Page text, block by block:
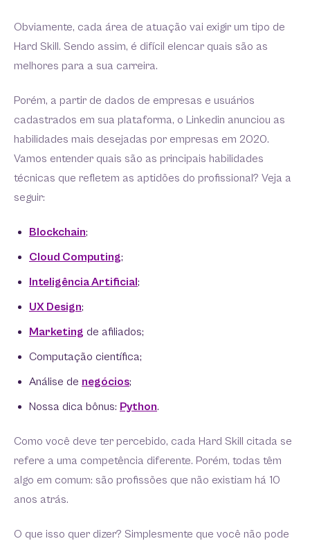
Obviamente, cada área de atuação vai exigir um tipo de
Hard Skill. Sendo assim, é difícil elencar quais são as
melhores para a sua carreira.
Porém, a partir de dados de empresas e usuários
cadastrados em sua plataforma, o Linkedin anunciou as
habilidades mais desejadas por empresas em 2020.
Vamos entender quais são as principais habilidades
técnicas que refletem as aptidões do profissional? Veja a
seguir:
Blockchain;
Cloud Computing;
Inteligência Artificial;
UX Design;
Marketing de afiliados;
Computação científica;
Análise de negócios;
Nossa dica bônus: Python.
Como você deve ter percebido, cada Hard Skill citada se
refere a uma competência diferente. Porém, todas têm
algo em comum: são profissões que não existiam há 10
anos atrás.
O que isso quer dizer? Simplesmente que você não pode